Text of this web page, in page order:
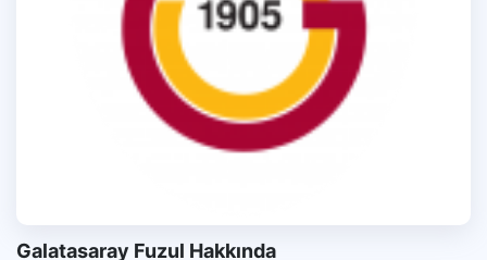
Galatasaray Fuzul Hakkında